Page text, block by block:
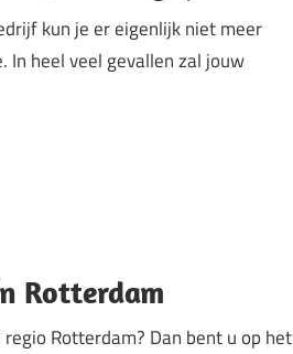
kun je er eigenlijk niet meer
In heel veel gevallen zal jouw
Rotterdam
Rotterdam? Dan bent u op het